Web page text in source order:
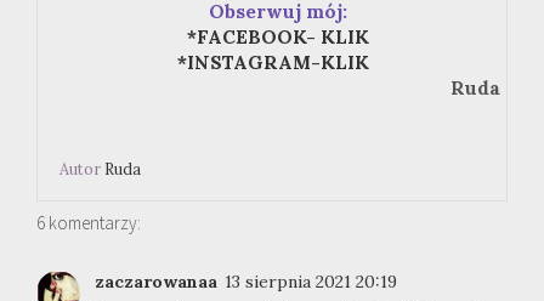
Obserwuj mój:
*FACEBOOK- KLIK
*INSTAGRAM-KLIK
Ruda
Autor Ruda
6 komentarzy:
zaczarowanaa 13 sierpnia 2021 20:19